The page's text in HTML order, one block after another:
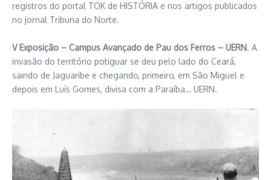
registros do portal TOK de HISTÓRIA e nos artigos publicados
no jornal Tribuna do Norte.
V Exposição – Campus Avançado de Pau dos Ferros – UERN. A
invasão do território potiguar se deu pelo lado do Ceará,
saindo de Jaguaribe e chegando, primeiro, em São Miguel e
depois em Luís Gomes, divisa com a Paraíba… UERN.